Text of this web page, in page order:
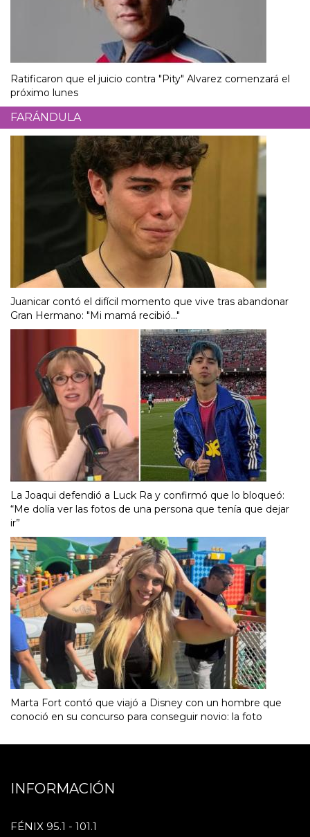
Ratificaron que el juicio contra "Pity" Alvarez comenzará el
próximo lunes
FARÁNDULA
Juanicar contó el difícil momento que vive tras abandonar
Gran Hermano: "Mi mamá recibió..."
La Joaqui defendió a Luck Ra y confirmó que lo bloqueó:
“Me dolía ver las fotos de una persona que tenía que dejar
ir”
Marta Fort contó que viajó a Disney con un hombre que
conoció en su concurso para conseguir novio: la foto
INFORMACIÓN
FÉNIX 95.1 - 101.1